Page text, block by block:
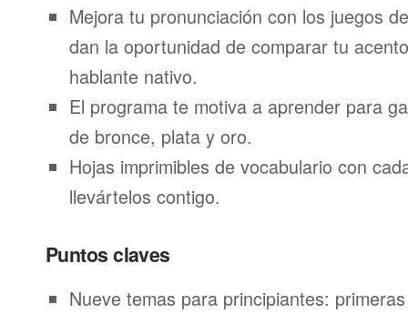
Mejora tu pronunciación con los juegos
dan la oportunidad de comparar tu
hablante nativo.
El programa te motiva a aprender para
de bronce, plata y oro.
Hojas imprimibles de vocabulario con
llevártelos contigo.
Puntos claves
Nueve temas para principiantes: